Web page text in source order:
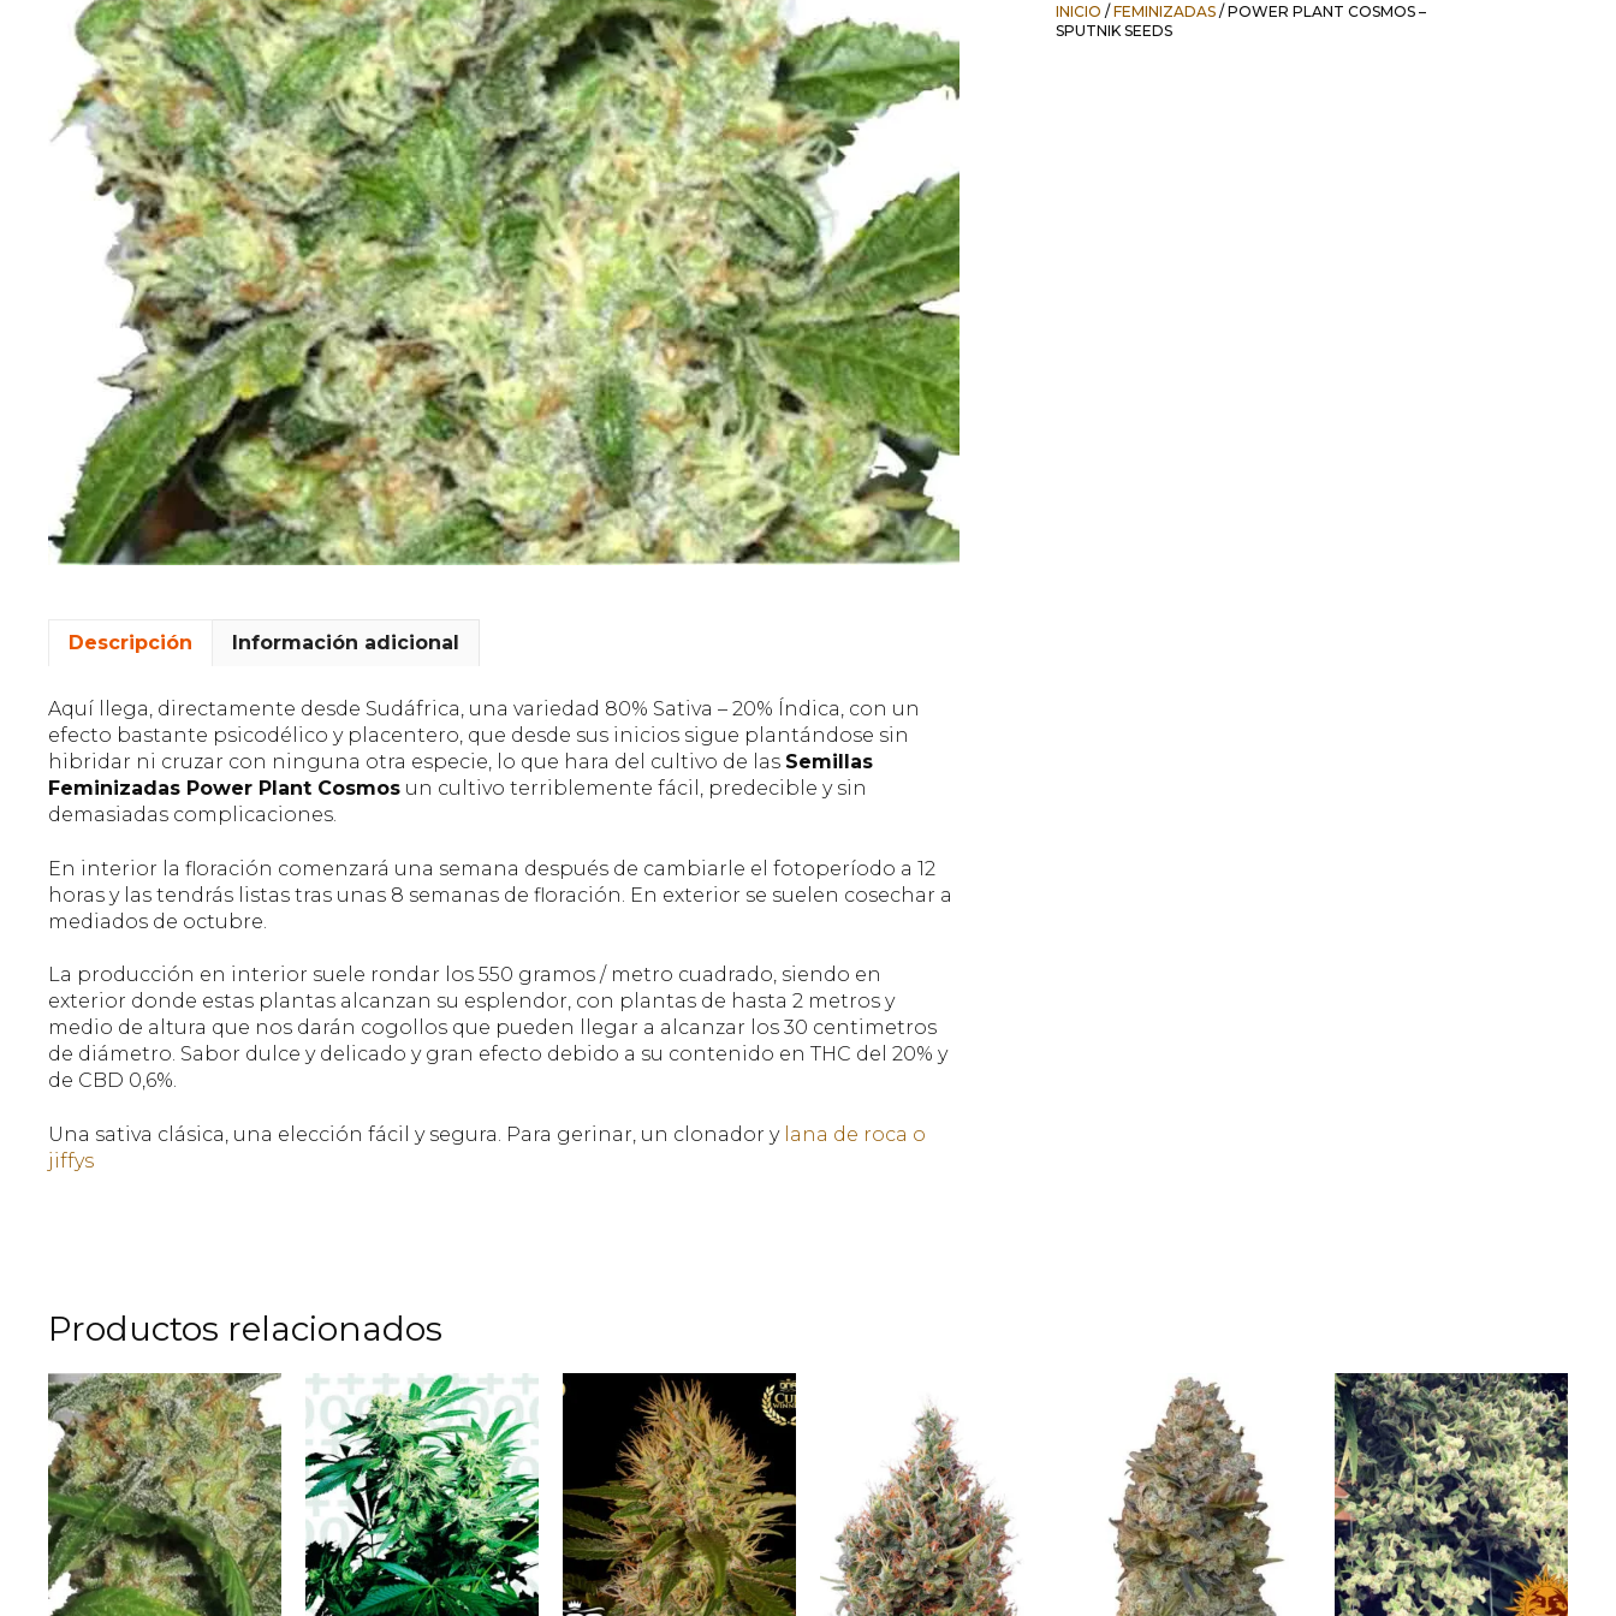
INICIO /FEMINIZADAS / POWER PLANT COSMOS –
SPUTNIK SEEDS
Descripción Información adicional
Aquí llega, directamente desde Sudáfrica, una variedad 80% Sativa – 20% Índica, con un
efecto bastante psicodélico y placentero, que desde sus inicios sigue plantándose sin
hibridar ni cruzar con ninguna otra especie, lo que hara del cultivo de las Semillas
Feminizadas Power Plant Cosmos un cultivo terriblemente fácil, predecible y sin
demasiadas complicaciones.
En interior la floración comenzará una semana después de cambiarle el fotoperíodo a 12
horas y las tendrás listas tras unas 8 semanas de floración. En exterior se suelen cosechar a
mediados de octubre.
La producción en interior suele rondar los 550 gramos / metro cuadrado, siendo en
exterior donde estas plantas alcanzan su esplendor, con plantas de hasta 2 metros y
medio de altura que nos darán cogollos que pueden llegar a alcanzar los 30 centimetros
de diámetro. Sabor dulce y delicado y gran efecto debido a su contenido en THC del 20% y
de CBD 0,6%.
Una sativa clásica, una elección fácil y segura. Para gerinar, un clonador y lana de roca o
jiffys
Productos relacionados